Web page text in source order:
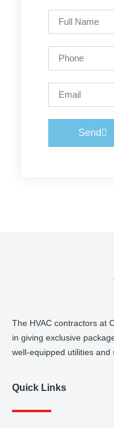
Send
The HVAC contractors at
in giving exclusive
well-equipped utilities and
Quick Links